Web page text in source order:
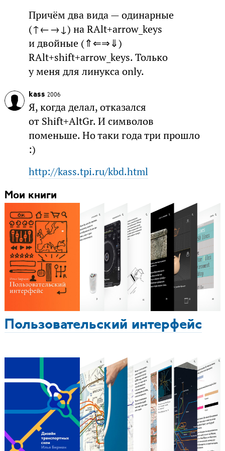
Причём два вида — одинарные
(↑←→↓) на RAlt+arrow_keys
и двойные (⇑⇐⇒⇓)
RAlt+shift+arrow_keys. Только
у меня для линукса only.
kass 2006
Я, когда делал, отказался
от Shift+AltGr. И символов
поменьше. Но таки года три прошло
:)
http://kass.tpi.ru/kbd.html
Мои книги
Пользовательский интерфейс